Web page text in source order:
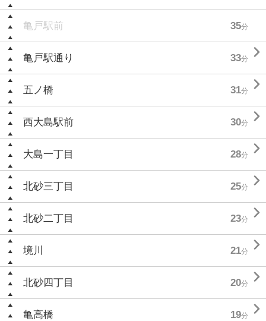
亀戸駅前 35分
亀戸駅通り 33分 
五ノ橋 31分 
西大島駅前 30分 
大島一丁目 28分 
北砂三丁目 25分 
北砂二丁目 23分 
境川 21分 
北砂四丁目 20分 
亀高橋 19分 